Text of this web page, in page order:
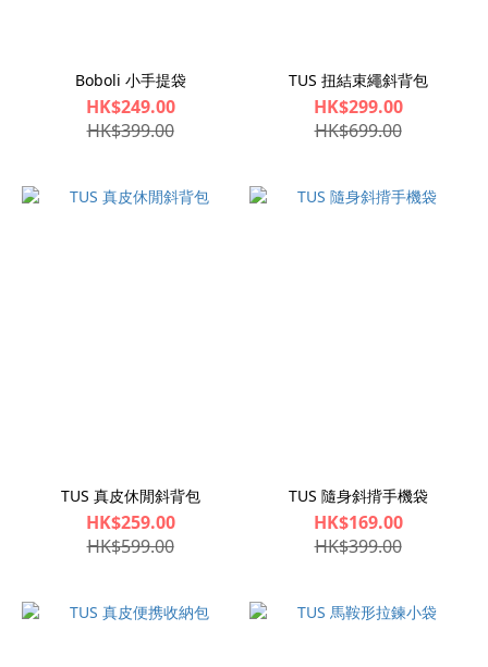
Boboli 小手提袋
HK$249.00
HK$399.00
TUS 扭結束繩斜背包
HK$299.00
HK$699.00
TUS 真皮休閒斜背包
HK$259.00
HK$599.00
TUS 隨身斜揹手機袋
HK$169.00
HK$399.00